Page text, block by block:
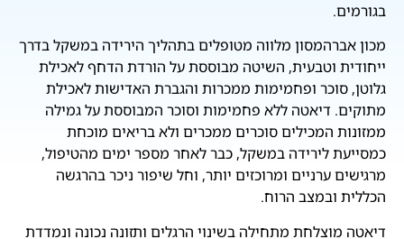
בגורמים.
מכון אברהמסון מלווה מטופלים בתהליך הירידה במשקל בדרך
ייחודית וטבעית, השיטה מבוססת על הורדת הדחף לאכילת
גלוטן, סוכר ופחמימות ממכרות והגברת האדישות לאכילת
מתוקים. דיאטה ללא פחמימות וסוכר המבוססת על גמילה
ממזונות המכילים סוכרים ממכרים ולא בריאים מוכחת
כמסייעת לירידה במשקל, כבר לאחר מספר ימים מהטיפול,
מרגישים ערניים ומרוכזים יותר, וחל שיפור ניכר בהרגשה
הכללית ובמצב הרוח.
דיאטה מוצלחת מתחילה בשינוי הרגלים ותזונה נכונה ונמדדת